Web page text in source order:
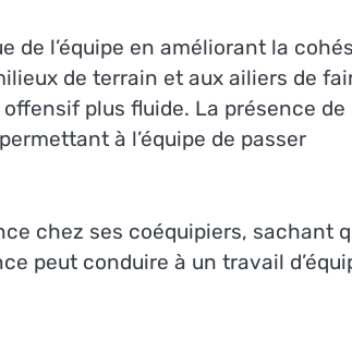
de l’équipe en améliorant la
de terrain et aux ailiers de
plus fluide. La présence de
à l’équipe de passer
chez ses coéquipiers, sachant
peut conduire à un travail